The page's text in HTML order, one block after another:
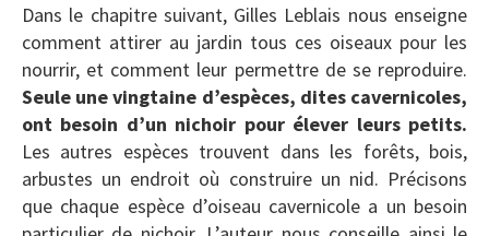
Dans le chapitre suivant, Gilles Leblais nous enseigne
comment attirer au jardin tous ces oiseaux pour les
nourrir, et comment leur permettre de se reproduire.
Seule une vingtaine d’espèces, dites cavernicoles,
ont besoin d’un nichoir pour élever leurs petits.
Les autres espèces trouvent dans les forêts, bois,
arbustes un endroit où construire un nid. Précisons
que chaque espèce d’oiseau cavernicole a un besoin